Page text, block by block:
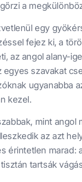
a
egy
fejez ki, a
az angol alany-
szavakat
ugyanabba
kezel.
mint angol
az azt
érintetlen marad:
tartsák